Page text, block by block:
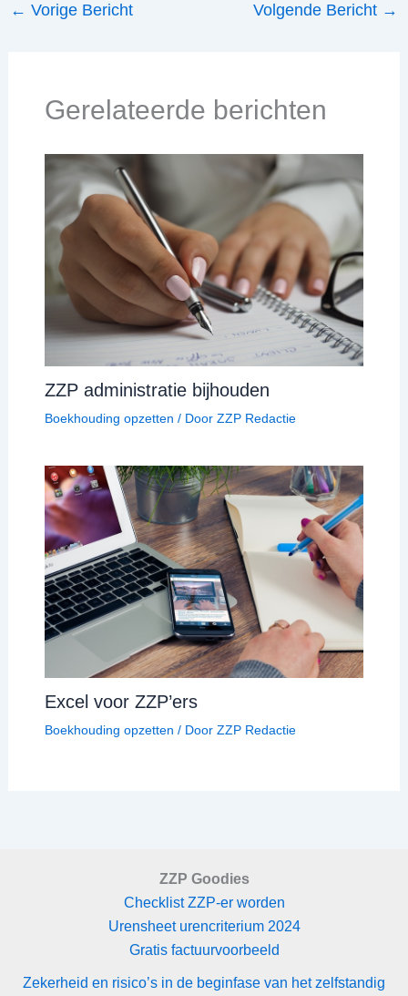
← Vorige Bericht Volgende Bericht →
Gerelateerde berichten
ZZP administratie bijhouden
Boekhouding opzetten / Door ZZP Redactie
Excel voor ZZP’ers
Boekhouding opzetten / Door ZZP Redactie
ZZP Goodies
Checklist ZZP-er worden
Urensheet urencriterium 2024
Gratis factuurvoorbeeld
Zekerheid en risico’s in de beginfase van het zelfstandig